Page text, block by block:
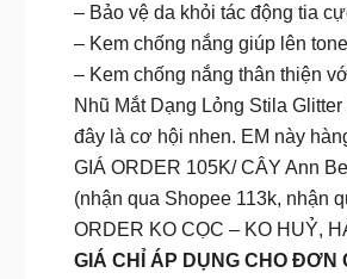
– Bảo vệ da khỏi tác động tia
– Kem chống nắng giúp lên
– Kem chống nắng thân thiện
Nhũ Mắt Dạng Lỏng Stila
đây là cơ hội nhen. EM này
GIÁ ORDER 105K/ CÂY Ann
(nhận qua Shopee 113k, nhận
ORDER KO CỌC – KO HUỶ,
GIÁ CHỈ ÁP DỤNG CHO ĐƠN